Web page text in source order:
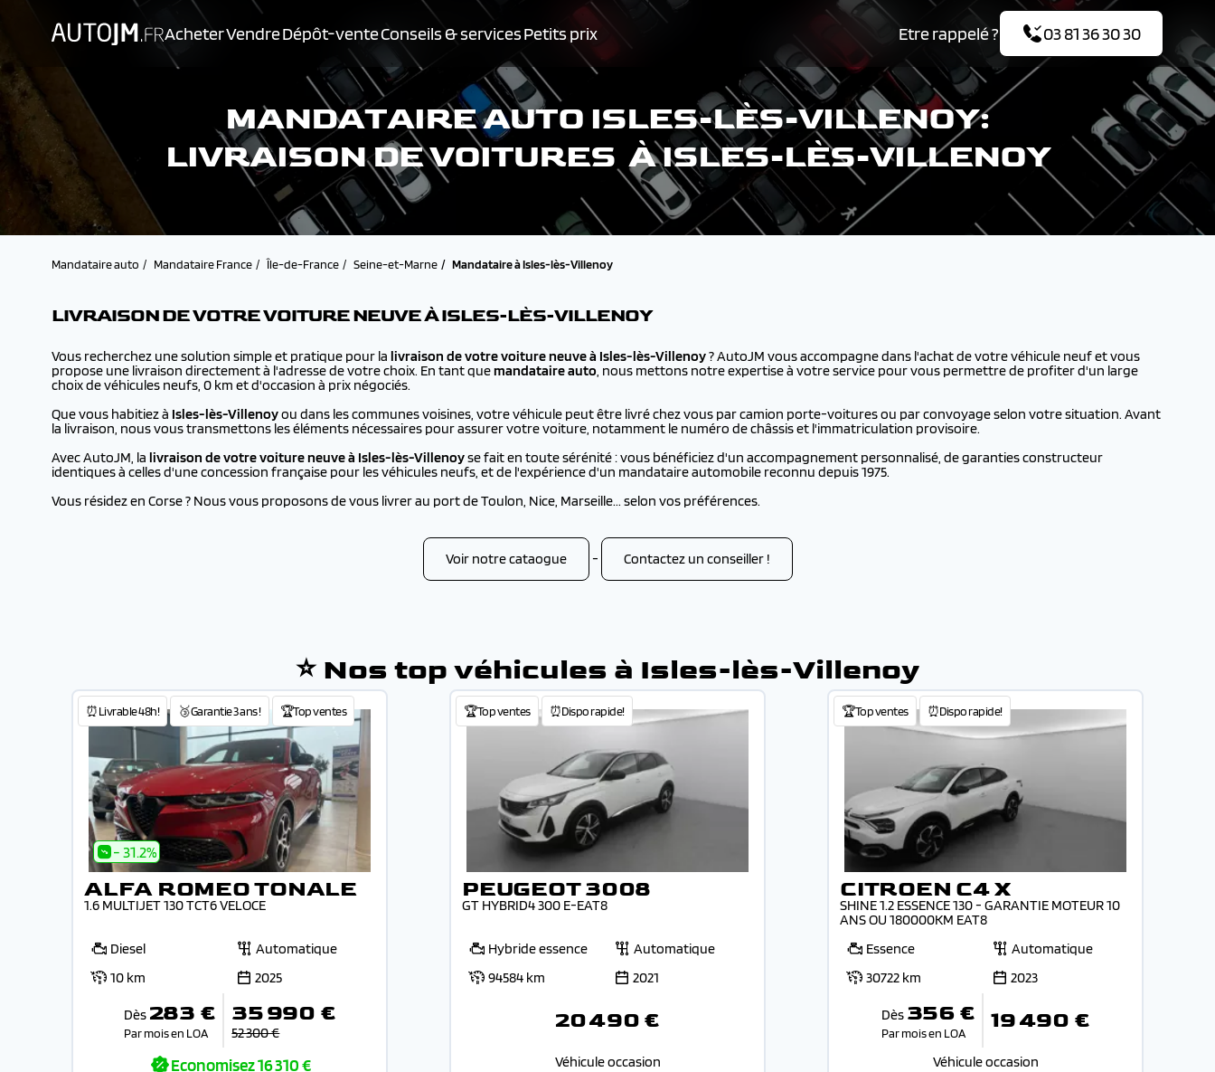
AcheterVendreDépôt-venteConseils & servicesPetits prix Etre rappelé ? 03 81 36 30 30
MANDATAIRE AUTO ISLES-LÈS-VILLENOY:
LIVRAISON DE VOITURES À ISLES-LÈS-VILLENOY
Mandataire auto Mandataire France Île-de-France Seine-et-Marne Mandataire à Isles-lès-Villenoy
LIVRAISON DE VOTRE VOITURE NEUVE À ISLES-LÈS-VILLENOY
Vous recherchez une solution simple et pratique pour la livraison de votre voiture neuve à Isles-lès-Villenoy? AutoJM vous accompagne dans l'achat de votre véhicule neuf et vous
propose une livraison directement à l'adresse de votre choix. En tant quemandataire auto, nous mettons notre expertise à votre service pour vous permettre de profiter d'un large
choix de véhicules neufs, 0 km et d'occasion à prix négociés.
Que vous habitiez à Isles-lès-Villenoyou dans les communes voisines, votre véhicule peut être livré chez vous par camion porte-voitures ou par convoyage selon votre situation. Avant
la livraison, nous vous transmettons les éléments nécessaires pour assurer votre voiture, notamment le numéro de châssis et l'immatriculation provisoire.
Avec AutoJM, la livraison de votre voiture neuve à Isles-lès-Villenoyse fait en toute sérénité : vous bénéficiez d'un accompagnement personnalisé, de garanties constructeur
identiques à celles d'une concession française pour les véhicules neufs, et de l'expérience d'un mandataire automobile reconnu depuis 1975.
Vous résidez en Corse ? Nous vous proposons de vous livrer au port de Toulon, Nice, Marseille... selon vos préférences.
Voir notre cataogue - Contactez un conseiller !
⭐ Nos top véhicules à Isles-lès-Villenoy
⏰Livrable 48h! 🥉Garantie 3 ans ! 🏆Top ventes
- 31.2%
ALFA ROMEO TONALE
1.6 MULTIJET 130 TCT6 VELOCE
Diesel
Automatique
10 km
2025
Dès 283 €
Par mois en LOA
35 990 €
52 300 €
Economisez16 310 €
🏆Top ventes ⏰Dispo rapide!
PEUGEOT 3008
GT HYBRID4 300 E-EAT8
Hybride essence
Automatique
94584 km
2021
20 490 €
Véhicule occasion
🏆Top ventes ⏰Dispo rapide!
CITROEN C4 X
SHINE 1.2 ESSENCE 130 - GARANTIE MOTEUR 10
ANS OU 180000KM EAT8
Essence
Automatique
30722 km
2023
Dès 356 €
Par mois en LOA 19 490 €
Véhicule occasion